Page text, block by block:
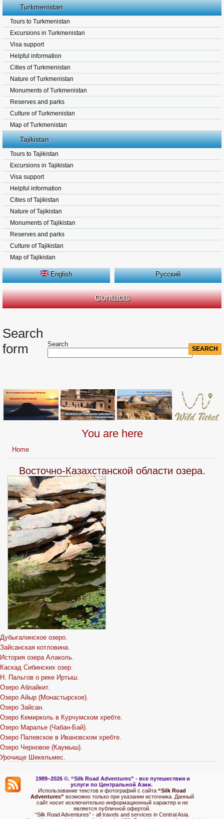
Turkmenistan
Tours to Turkmenistan
Excursions in Turkmenistan
Visa support
Helpful information
Cities of Turkmenistan
Nature of Turkmenistan
Monuments of Turkmenistan
Reserves and parks
Culture of Turkmenistan
Map of Turkmenistan
Tajikistan
Tours to Tajikistan
Excursions in Tajikistan
Visa support
Helpful information
Cities of Tajikistan
Nature of Tajikistan
Monuments of Tajikistan
Reserves and parks
Culture of Tajikistan
Map of Tajikistan
English Русский
Contacts
Search
form
Search
You are here
Home
Восточно-Казахстанской области озера.
Дубыгалинское озеро.
Зайсанская котловина.
История озера Алаколь.
Каскад Сибинских озер.
Н. Пальгов о реке Иртыш.
Озеро Аблайкит.
Озеро Айыр (Монастырское).
Озеро Зайсан.
Озеро Кемирколь в Курчумском хребте.
Озеро Маралье (Чабан-Бай).
Озеро Палевское в Ивановском хребте.
Озеро Черновое (Каумыш).
Урочище Шекельмес.
1989–2026 ©. “Silk Road Adventures” - все путешествия и
услуги по Центральной Азии.
Использование текстов и фотографий с сайта “Silk Road
Adventures” возможно только при указании источника. Данный
сайт носит исключительно информационный характер и не
является публичной офертой.
“Silk Road Adventures” - all travels and services in Central Asia.